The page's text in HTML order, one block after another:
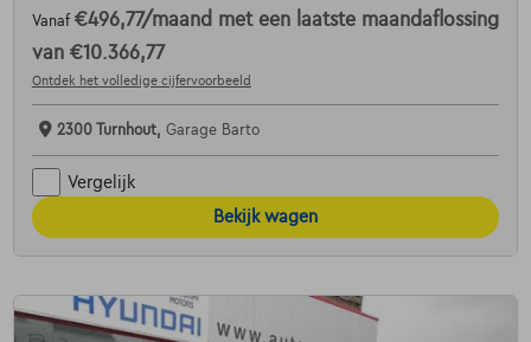
Vanaf €496,77/maand met een laatste maandaflossing
van €10.366,77
Ontdek het volledige cijfervoorbeeld
2300 Turnhout, Garage Barto
Vergelijk
Bekijk wagen